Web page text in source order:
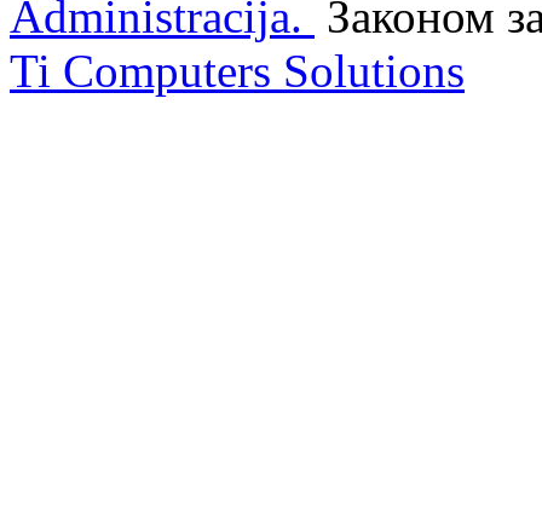
Administracija. Законом
Ti Computers Solutions